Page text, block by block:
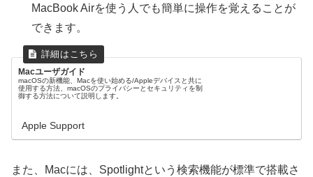
MacBook Airを使う人でも簡単に操作を覚えることが
できます。
Macユーザガイド
macOSの新機能、Macを使い始める/Appleデバイスと共に
使用する方法、macOSのプライバシーとセキュリティを制
御する方法について説明します。
Apple Support
また、Macには、Spotlightという検索機能が標準で搭載さ